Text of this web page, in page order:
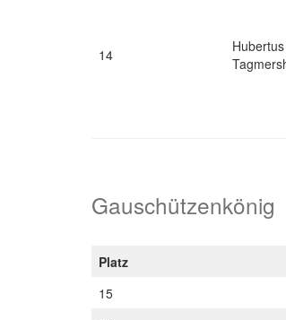
14
Hubertus
Gauschützenkönig
Platz
15